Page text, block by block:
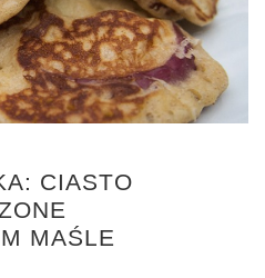
CIASTO
MAŚLE